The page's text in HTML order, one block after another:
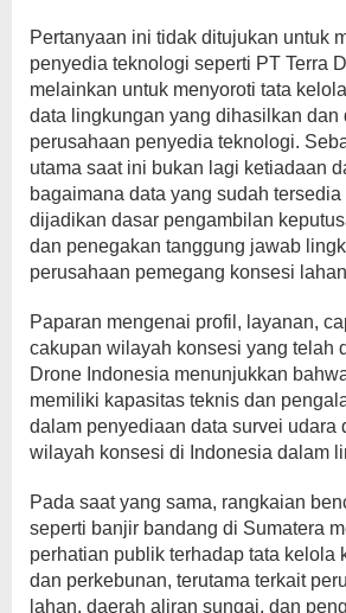
Pertanyaan ini tidak ditujukan untuk
penyedia teknologi seperti PT Terra
melainkan untuk menyoroti tata
data lingkungan yang dihasilkan dan
perusahaan penyedia teknologi.
utama saat ini bukan lagi ketiadaan
bagaimana data yang sudah
dijadikan dasar pengambilan
dan penegakan tanggung jawab
perusahaan pemegang konsesi
Paparan mengenai profil, layanan,
cakupan wilayah konsesi yang telah
Drone Indonesia menunjukkan
memiliki kapasitas teknis dan
dalam penyediaan data survei udara
wilayah konsesi di Indonesia dalam
Pada saat yang sama, rangkaian
seperti banjir bandang di Sumatera
perhatian publik terhadap tata kelola
dan perkebunan, terutama terkait
lahan, daerah aliran sungai, dan